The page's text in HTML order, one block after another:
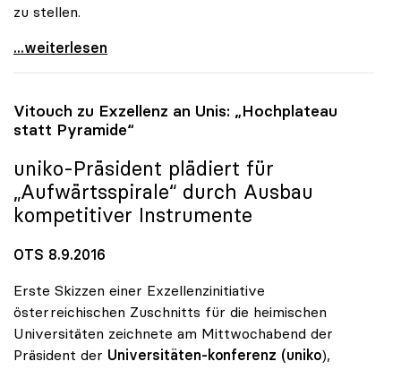
zu stellen.
uniko zu THE-Ranking: „Bei Status quo kein Sprung
...weiterlesen
Vitouch zu Exzellenz an Unis: „Hochplateau
statt Pyramide“
uniko-Präsident plädiert für
„Aufwärtsspirale“ durch Ausbau
kompetitiver Instrumente
OTS 8.9.2016
Erste Skizzen einer Exzellenzinitiative
österreichischen Zuschnitts für die heimischen
Universitäten zeichnete am Mittwochabend der
Präsident der Universitäten-konferenz (uniko),